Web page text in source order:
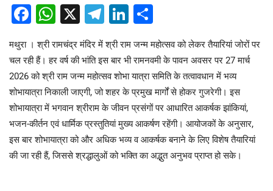
Facebook
WhatsApp
X Telegram
LinkedIn
मथुरा । श्री रामचंद्र मंदिर में श्री राम जन्म महोत्सव को लेकर तैयारियां जोरों पर
चल रही हैं। हर वर्ष की भांति इस बार भी रामनवमी के पावन अवसर पर 27 मार्च
2026 को श्री राम जन्म महोत्सव शोभा यात्रा समिति के तत्वावधान में भव्य
शोभायात्रा निकाली जाएगी, जो शहर के प्रमुख मार्गों से होकर गुजरेगी। इस
शोभायात्रा में भगवान श्रीराम के जीवन प्रसंगों पर आधारित आकर्षक झांकियां,
भजन-कीर्तन एवं धार्मिक प्रस्तुतियां मुख्य आकर्षण रहेंगी। आयोजकों के अनुसार,
इस बार शोभायात्रा को और अधिक भव्य व आकर्षक बनाने के लिए विशेष तैयारियां
की जा रही हैं, जिससे श्रद्धालुओं को भक्ति का अद्भुत अनुभव प्राप्त हो सके।